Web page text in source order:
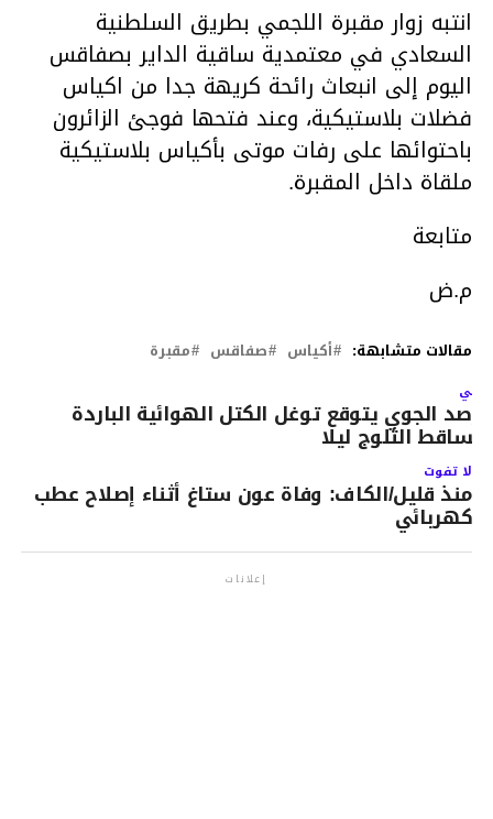
انتبه زوار مقبرة اللجمي بطريق السلطنية
السعادي في معتمدية ساقية الداير بصفاقس
اليوم إلى انبعاث رائحة كريهة جدا من اكياس
فضلات بلاستيكية، وعند فتحها فوجئ الزائرون
باحتوائها على رفات موتى بأكياس بلاستيكية
ملقاة داخل المقبرة.
متابعة
م.ض
مقالات متشابهة: أكياس صفاقس مقبرة
الجوي يتوقع توغل الكتل الهوائية الباردة
الثلوج ليلا
لا تفوت
منذ قليل/الكاف: وفاة عون ستاغ أثناء إصلاح عطب
كهربائي
إعلانات